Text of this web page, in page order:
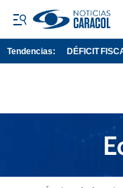
Tendencias: DÉFICIT